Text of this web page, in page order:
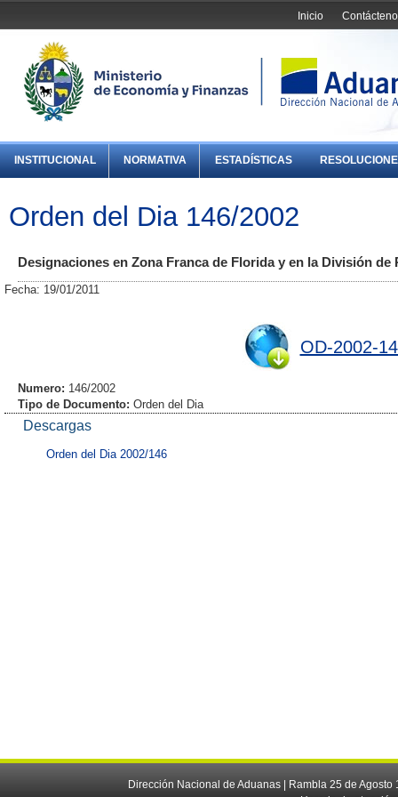
Inicio
INSTITUCIONAL NORMATIVA ESTADÍSTICAS
Orden del Dia 146/2002
Designaciones en Zona Franca de Florida y en la División de
Fecha: 19/01/2011
OD-2002-
Numero: 146/2002
Tipo de Documento: Orden del Dia
Descargas
Orden del Dia 2002/146
Dirección Nacional de Aduanas | Rambla 25 de